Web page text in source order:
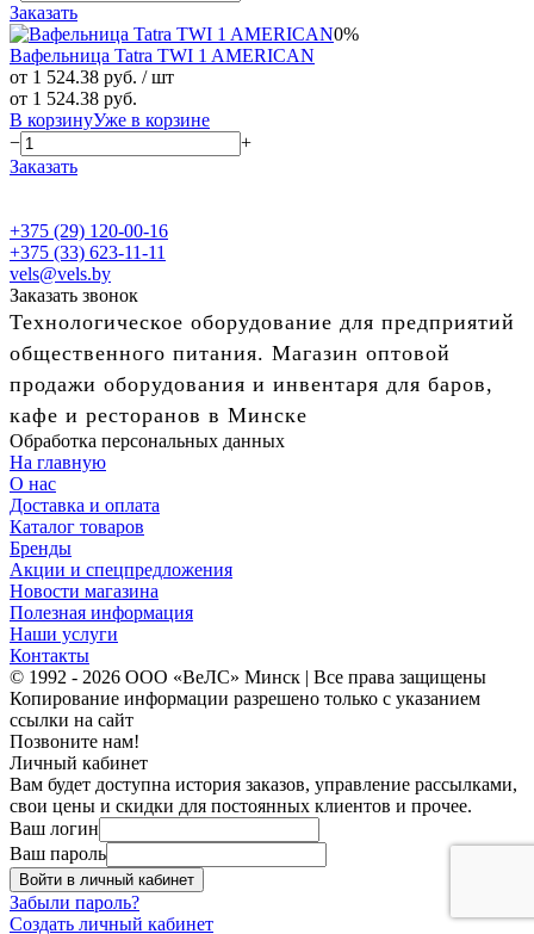
Заказать
0%
Вафельница Tatra TWI 1 AMERICAN
от 1 524.38 руб. / шт
от 1 524.38 руб.
В корзинуУже в корзине
−
+
Заказать
+375 (29) 120-00-16
+375 (33) 623-11-11
vels@vels.by
Заказать звонок
Технологическое оборудование для предприятий
общественного питания. Магазин оптовой
продажи оборудования и инвентаря для баров,
кафе и ресторанов в Минске
Обработка персональных данных
На главную
О нас
Доставка и оплата
Каталог товаров
Бренды
Акции и спецпредложения
Новости магазина
Полезная информация
Наши услуги
Контакты
© 1992 - 2026 ООО «ВеЛС» Минск | Все права защищены
Копирование информации разрешено только с указанием
ссылки на сайт
Позвоните нам!
Личный кабинет
Вам будет доступна история заказов, управление рассылками,
свои цены и скидки для постоянных клиентов и прочее.
Ваш логин
Ваш пароль
Войти в личный кабинет
Забыли пароль?
Создать личный кабинет